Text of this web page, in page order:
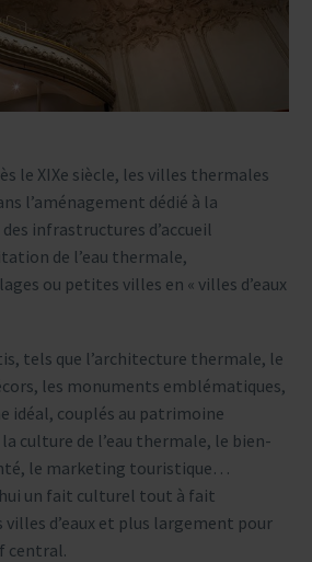
le XIXe siècle, les villes thermales
l’aménagement dédié à la
infrastructures d’accueil
de l’eau thermale,
ou petites villes en « villes d’eaux
tels que l’architecture thermale, le
les monuments emblématiques,
idéal, couplés au patrimoine
culture de l’eau thermale, le bien-
le marketing touristique…
un fait culturel tout à fait
d’eaux et plus largement pour
central.